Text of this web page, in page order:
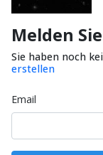
Melden
Sie haben noch
erstellen
Email